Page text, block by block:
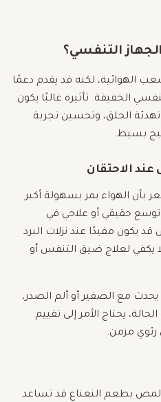
التنفسي؟
الهوائية، لكنه قد يقدم دعمًا
الخفيفة. تأثيره غالبًا يكون
الحلق، وتحسين تجربة
بسيط.
الهواء يمر بسهولة أكبر
توسع حقيقي أو علاجي في
يكون مفيدًا عند نزلات البرد
لا يكفي لعلاج ضيق التنفس أو
مع الصفير أو ألم الصدر،
يحتاج الأمر إلى تقييم
مزمن.
المص بطعم النعناع قد تساعد